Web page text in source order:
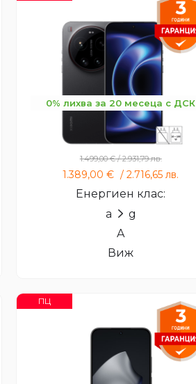
0% лихва за 20 месеца с ДСК
Xiaomi 17 Ultra
1.499,00€/2.931,79лв.
1.389,00€ /2.716,65лв.
Енергиен клас:
a
g
A
Виж
ПЦ